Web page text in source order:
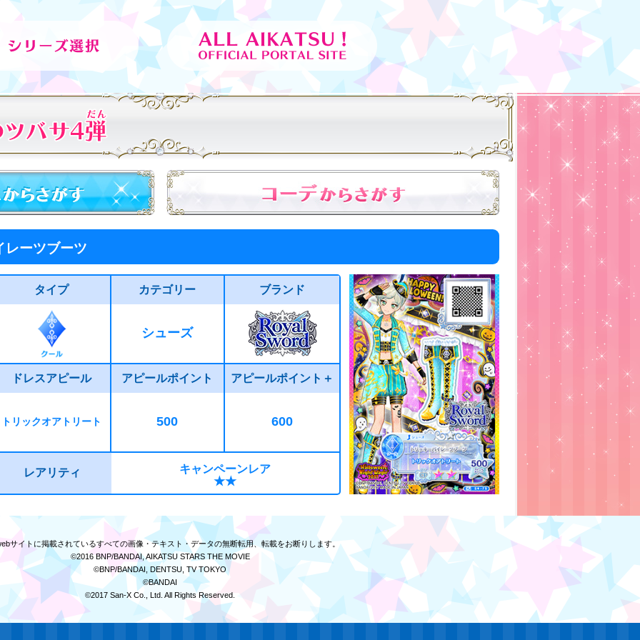
レーツブーツ
タイプ カテゴリー
シューズ
ブランド
ドレスアピール
トリックオアトリート
アピールポイント
500
アピールポイント＋
600
レアリティ
キャンペーンレア
★★
サイトに掲載されているすべての画像・テキスト・データの無断転用、転載をお断りします。
©2016 BNP/BANDAI, AIKATSU STARS THE MOVIE
©BNP/BANDAI, DENTSU, TV TOKYO
©BANDAI
©2017 San-X Co., Ltd. All Rights Reserved.